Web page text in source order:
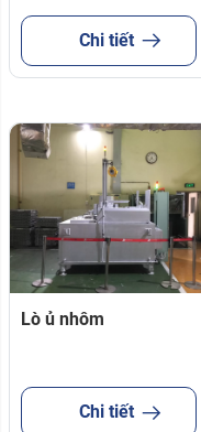
Chi tiết
Lò ủ nhôm
Chi tiết